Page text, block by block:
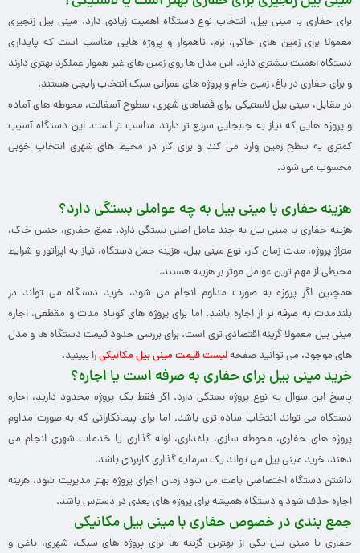
برای حفاری با مینی بیل، انتخاب نوع دستگاه اهمیت زیادی دارد. مینی بیل زنجیری
معمولا برای زمین های خاکی، نرم، ناهموار و پروژه هایی مناسب است که پایداری
دستگاه اهمیت بیشتری دارد. این مدل ها روی زمین های غیر هموار عملکرد بهتری دارند
و برای حفاری در باغ، زمین خام و پروژه های عمرانی سبک انتخاب رایجی هستند.
در مقابل، مینی بیل لاستیکی برای فضاهای شهری، سطوح آسفالت، محوطه های آماده
و پروژه هایی که نیاز به جابجایی سریع تر دارند مناسب تر است. این دستگاه آسیب
کمتری به سطح زمین وارد می کند و برای کار در محیط های شهری انتخاب خوبی
محسوب می شود.
هزینه حفاری با مینی بیل به چه عواملی بستگی دارد؟
هزینه حفاری با مینی بیل به چند عامل اصلی بستگی دارد. عمق حفاری، جنس خاک،
متراژ پروژه، مدت زمان کار، نوع مینی بیل، هزینه حمل دستگاه، نیاز به اپراتور و شرایط
محیطی از مهم ترین عوامل موثر بر هزینه هستند.
همچنین اگر پروژه به صورت مداوم انجام می شود، خرید دستگاه می تواند در
بلندمدت به صرفه تر از اجاره باشد. اما برای پروژه های کوتاه مدت و مقطعی، اجاره
مینی بیل معمولا گزینه اقتصادی تری است. برای بررسی حدود قیمت دستگاه ها و مدل
های موجود، می توانید صفحهلیست قیمت مینی بیل مکانیکیرا ببینید.
خرید مینی بیل برای حفاری به صرفه است یا اجاره؟
پاسخ این سوال به نوع پروژه بستگی دارد. اگر فقط یک پروژه محدود دارید، اجاره
دستگاه می تواند انتخاب ساده تری باشد. اما برای پیمانکارانی که به صورت مداوم
پروژه های حفاری، محوطه سازی، باغداری، لوله گذاری یا خدمات شهری انجام می
دهند، خرید مینی بیل می تواند یک سرمایه گذاری کاربردی باشد.
داشتن دستگاه اختصاصی باعث می شود زمان اجرای پروژه بهتر مدیریت شود، هزینه
اجاره حذف شود و دستگاه همیشه برای پروژه های بعدی در دسترس باشد.
جمع بندی در خصوص حفاری با مینی بیل مکانیکی
حفاری با مینی بیل یکی از بهترین گزینه ها برای پروژه های سبک، شهری، باغی و